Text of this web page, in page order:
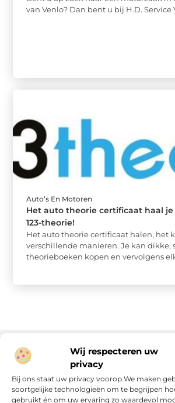
Wij respecteren uw
privacy
Bij ons staat uw privacy voorop.We maken
soortgelijke technologieën om te begrijpen
gebruikt én om uw ervaring zo waardevol
van Venlo? Dan bent u bij H.D. Service
Auto’s En Motoren
Het auto theorie certificaat haal
123-theorie!
Het auto theorie certificaat halen, het
verschillende manieren. Je kan dikke,
theorieboeken kopen en vervolgens
Onze informatie